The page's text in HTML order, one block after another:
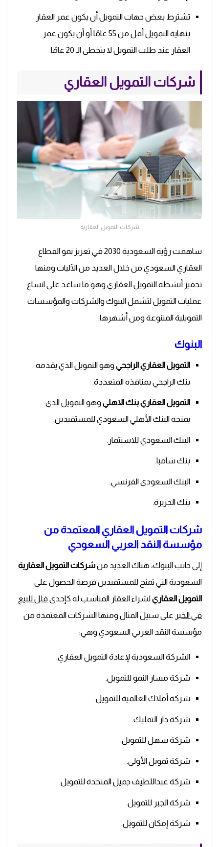
تشترط بعض جهات التمويل أن يكون عمر العقار
بنهاية التمويل أقل من 55 عامًا أو أن يكون عمر
العقار عند طلب التمويل لا يتخطى الـ 20 عامًا.
شركات التمويل العقاري
شركات التمويل العقارية
ساهمت رؤية السعودية 2030 في تعزيز نمو القطاع
العقاري السعودي من خلال العديد من الآليات ومنها
تحفيز أنشطة التمويل العقاري وهو ما ساعد على اتساع
عمليات التمويل لتشمل البنوك والشركات والمؤسسات
التمويلية المتنوعة ومن أشهرها:
البنوك
التمويل العقاري الراجحيوهو التمويل الذي يقدمه
بنك الراجحي بمنافذه المتعددة.
التمويل العقاري بنك الاهليوهو التمويل الذي
يمنحه البنك الأهلي السعودي للمستفيدين.
البنك السعودي للاستثمار.
بنك سامبا.
البنك السعودي الفرنسي.
بنك الجزيرة.
شركات التمويل العقاري المعتمدة من
مؤسسة النقد العربي السعودي
إلى جانب البنوك، هناك العديد منشركات التمويل العقارية
السعودية التي تمنح للمستفيدين فرصة الحصول على
التمويل العقاريلشراء العقار المناسب له كإحدىفلل للبيع
في الخبر على سبيل المثال ومنها الشركات المعتمدة من
مؤسسة النقد العربي السعودي وهي:
الشركة السعودية لإعادة التمويل العقاري.
شركة مسار النمو للتمويل.
شركة أملاك العالمية للتمويل.
شركة دار التمليك.
شركة سهل للتمويل.
شركة تمويل الأولى.
شركة عبداللطيف جميل المتحدة للتمويل.
شركة الجبر للتمويل.
شركة إمكان للتمويل.